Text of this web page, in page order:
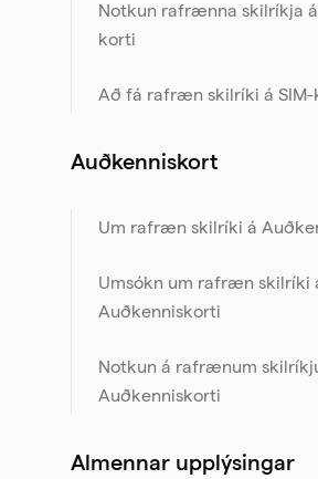
Notkun rafrænna skilríkja á
korti
Að fá rafræn skilríki á
Auðkenniskort
Um rafræn skilríki á
Umsókn um rafræn skilríki
Auðkenniskorti
Notkun á rafrænum
Auðkenniskorti
Almennar upplýsingar